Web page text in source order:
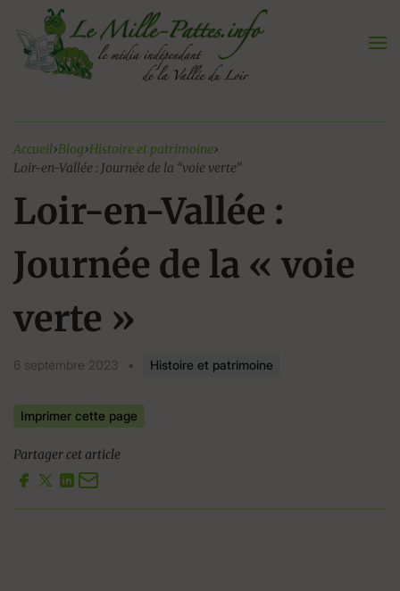
contenu
Accueil›Blog›Histoire et patrimoine›
Loir-en-Vallée : Journée de la “voie verte”
Loir-en-Vallée :
Journée de la « voie
verte »
6 septembre 2023 • Histoire et patrimoine
Imprimer cette page
Partager cet article